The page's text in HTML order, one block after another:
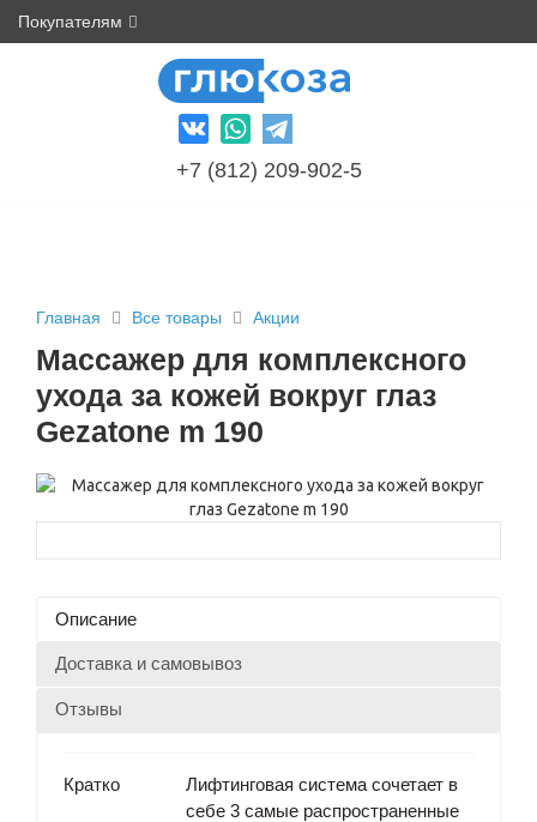
Покупателям
+7 (812) 209-902-5
Главная Все товары Акции
Массажер для комплексного
ухода за кожей вокруг глаз
Gezatone m 190
Описание
Доставка и самовывоз
Отзывы
Кратко
Лифтинговая система сочетает в
себе 3 самые распространенные